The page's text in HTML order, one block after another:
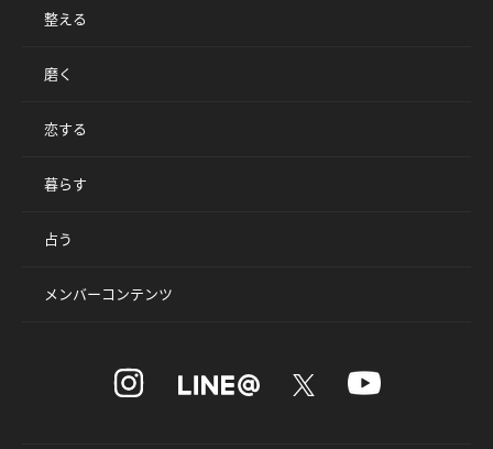
整える
磨く
恋する
暮らす
占う
メンバーコンテンツ